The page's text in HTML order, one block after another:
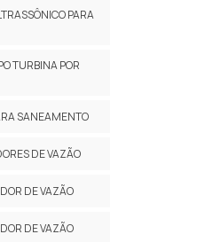
PARA
TURBINA POR
SANEAMENTO
DE VAZÃO
DE VAZÃO
DE VAZÃO